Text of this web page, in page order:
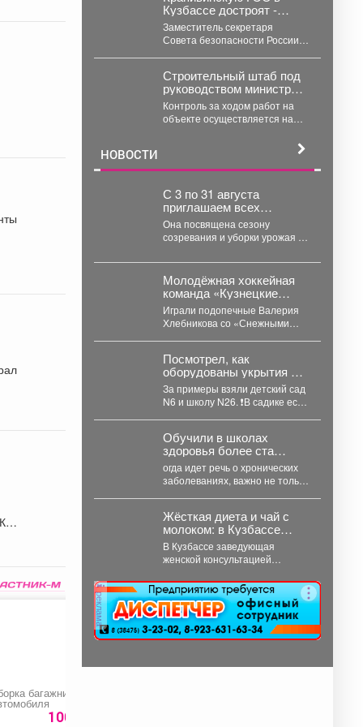
багажника
100 руб.
Середюк...
Кузбассе достроят -
найден инвестор
Заместитель секретаря
Совета безопасности России
Крапивинскую ГЭС в
Кузбассе....
Строительный штаб под
руководством министра
здравоохранения
Кузбасса прошел в
акушерском стационаре
№3 Первой горбольницы.
Контроль за ходом работ на
объекте осуществляется на
НОВОСТИ
С 3 по 31 августа
приглашаем всех
любителей садоводства
и огородничества в
библиотеку
«Молодежная» на
урожайный участок»!
Она посвящена сезону
созревания и уборки урожая и
в самое...
Молодёжная хоккейная
команда «Кузнецкие
Медведи» с победы
стартовала на
предсезонном турнире в
Омске.
Играли подопечные Валерия
Хлебникова со «Снежными
высоких...
Посмотрел, как
оборудованы укрытия на
случай ЧС в зданиях
Управления
образованием с
различной конструкцией:
имеющих подвалы и
предусматривающие
только техподполье.
За примеры взяли детский сад
N6 и школу N26. ❗️В садике есть
Обучили в школах
здоровья более ста
тысяч кузбассовцев.
огда идет речь о хронических
заболеваниях, важно не только
Жёсткая диета и чай с
молоком: в Кузбассе
мамам рассказали
правду о грудном
вскармливании
В Кузбассе заведующая
женской консультацией
популярные мифы о питании
кормящих мам. ...
реклама